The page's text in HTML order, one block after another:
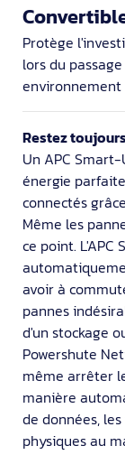
Protège
lors du
environnement
Restez
Un APC
énergie
connectés
Même les
ce point.
avoir à
pannes
d'un stockage
Powershute
même arrêter
manière
de données,
physiques au